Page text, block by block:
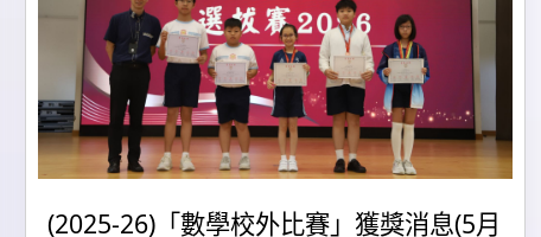
(2025-26)「數學校外比賽」獲獎消息(5月